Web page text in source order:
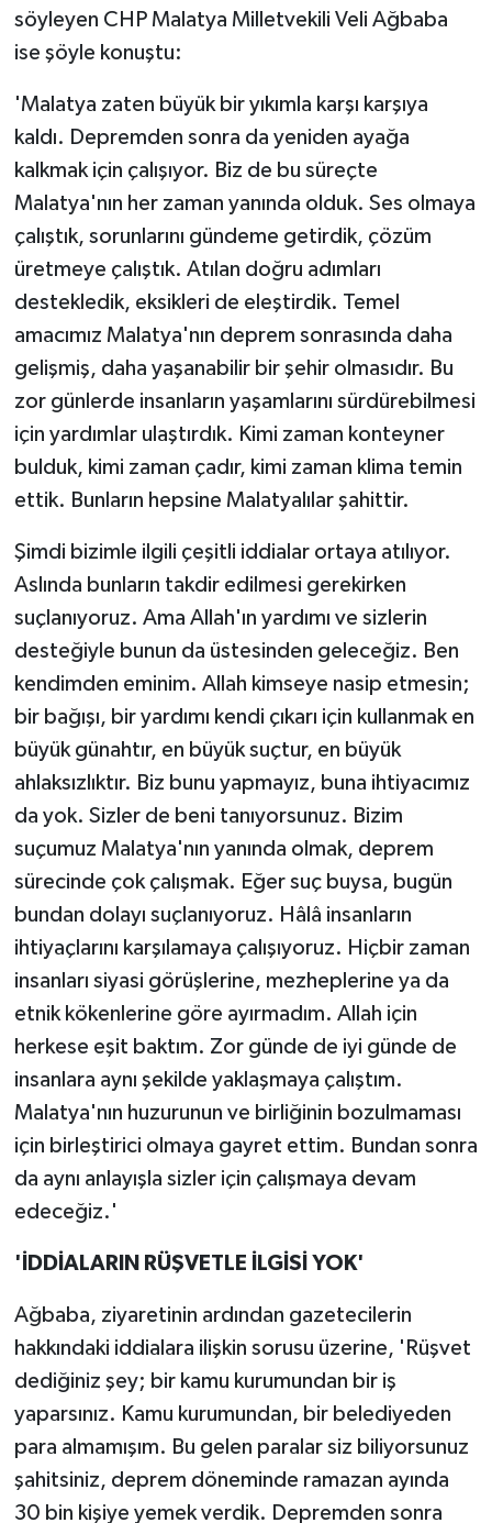
söyleyen CHP Malatya Milletvekili Veli Ağbaba
ise şöyle konuştu:
'Malatya zaten büyük bir yıkımla karşı karşıya
kaldı. Depremden sonra da yeniden ayağa
kalkmak için çalışıyor. Biz de bu süreçte
Malatya'nın her zaman yanında olduk. Ses olmaya
çalıştık, sorunlarını gündeme getirdik, çözüm
üretmeye çalıştık. Atılan doğru adımları
destekledik, eksikleri de eleştirdik. Temel
amacımız Malatya'nın deprem sonrasında daha
gelişmiş, daha yaşanabilir bir şehir olmasıdır. Bu
zor günlerde insanların yaşamlarını sürdürebilmesi
için yardımlar ulaştırdık. Kimi zaman konteyner
bulduk, kimi zaman çadır, kimi zaman klima temin
ettik. Bunların hepsine Malatyalılar şahittir.
Şimdi bizimle ilgili çeşitli iddialar ortaya atılıyor.
Aslında bunların takdir edilmesi gerekirken
suçlanıyoruz. Ama Allah'ın yardımı ve sizlerin
desteğiyle bunun da üstesinden geleceğiz. Ben
kendimden eminim. Allah kimseye nasip etmesin;
bir bağışı, bir yardımı kendi çıkarı için kullanmak en
büyük günahtır, en büyük suçtur, en büyük
ahlaksızlıktır. Biz bunu yapmayız, buna ihtiyacımız
da yok. Sizler de beni tanıyorsunuz. Bizim
suçumuz Malatya'nın yanında olmak, deprem
sürecinde çok çalışmak. Eğer suç buysa, bugün
bundan dolayı suçlanıyoruz. Hâlâ insanların
ihtiyaçlarını karşılamaya çalışıyoruz. Hiçbir zaman
insanları siyasi görüşlerine, mezheplerine ya da
etnik kökenlerine göre ayırmadım. Allah için
herkese eşit baktım. Zor günde de iyi günde de
insanlara aynı şekilde yaklaşmaya çalıştım.
Malatya'nın huzurunun ve birliğinin bozulmaması
için birleştirici olmaya gayret ettim. Bundan sonra
da aynı anlayışla sizler için çalışmaya devam
edeceğiz.'
'İDDİALARIN RÜŞVETLE İLGİSİ YOK'
Ağbaba, ziyaretinin ardından gazetecilerin
hakkındaki iddialara ilişkin sorusu üzerine, 'Rüşvet
dediğiniz şey; bir kamu kurumundan bir iş
yaparsınız. Kamu kurumundan, bir belediyeden
para almamışım. Bu gelen paralar siz biliyorsunuz
şahitsiniz, deprem döneminde ramazan ayında
30 bin kişiye yemek verdik. Depremden sonra